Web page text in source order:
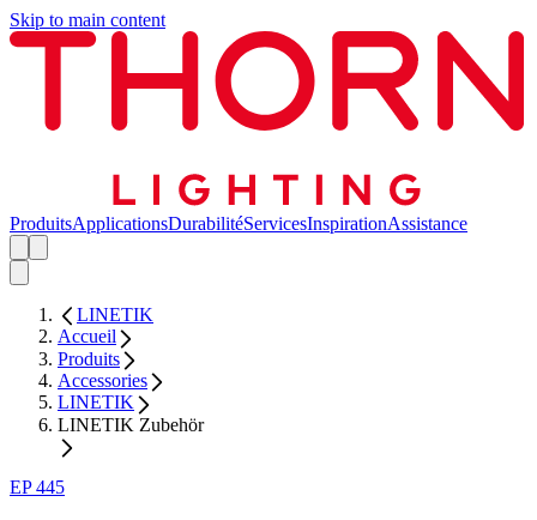
Skip to main content
ProduitsApplicationsDurabilitéServicesInspirationAssistance
LINETIK
Accueil
Produits
Accessories
LINETIK
LINETIK Zubehör
EP 445